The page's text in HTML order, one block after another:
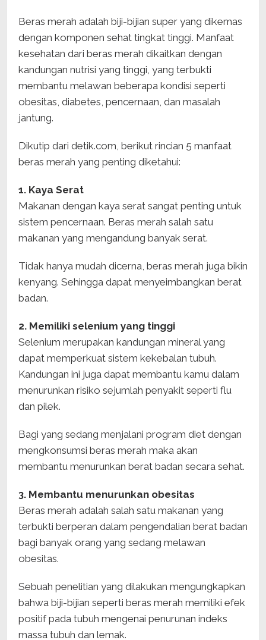
Beras merah adalah biji-bijian super yang dikemas
dengan komponen sehat tingkat tinggi. Manfaat
kesehatan dari beras merah dikaitkan dengan
kandungan nutrisi yang tinggi, yang terbukti
membantu melawan beberapa kondisi seperti
obesitas, diabetes, pencernaan, dan masalah
jantung.
Dikutip dari detik.com, berikut rincian 5 manfaat
beras merah yang penting diketahui:
1. Kaya Serat
Makanan dengan kaya serat sangat penting untuk
sistem pencernaan. Beras merah salah satu
makanan yang mengandung banyak serat.
Tidak hanya mudah dicerna, beras merah juga bikin
kenyang. Sehingga dapat menyeimbangkan berat
badan.
2. Memiliki selenium yang tinggi
Selenium merupakan kandungan mineral yang
dapat memperkuat sistem kekebalan tubuh.
Kandungan ini juga dapat membantu kamu dalam
menurunkan risiko sejumlah penyakit seperti flu
dan pilek.
Bagi yang sedang menjalani program diet dengan
mengkonsumsi beras merah maka akan
membantu menurunkan berat badan secara sehat.
3. Membantu menurunkan obesitas
Beras merah adalah salah satu makanan yang
terbukti berperan dalam pengendalian berat badan
bagi banyak orang yang sedang melawan
obesitas.
Sebuah penelitian yang dilakukan mengungkapkan
bahwa biji-bijian seperti beras merah memiliki efek
positif pada tubuh mengenai penurunan indeks
massa tubuh dan lemak.